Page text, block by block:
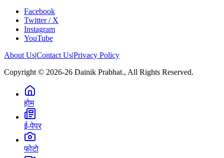
Facebook
Twitter / X
Instagram
YouTube
About Us|Contact Us|Privacy Policy
Copyright © 2026-26 Dainik Prabhat., All Rights Reserved.
होम
ई-पेपर
फोटो